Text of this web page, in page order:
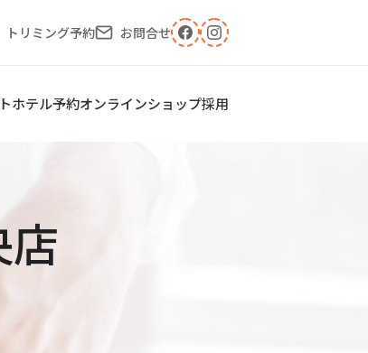
トリミング予約 お問合せ
ホテル予約オンラインショップ採用